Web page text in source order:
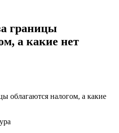
границы
а какие нет